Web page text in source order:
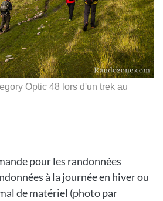
Optic 48 lors d'un trek au
pour les randonnées
à la journée en hiver ou
de matériel (photo par